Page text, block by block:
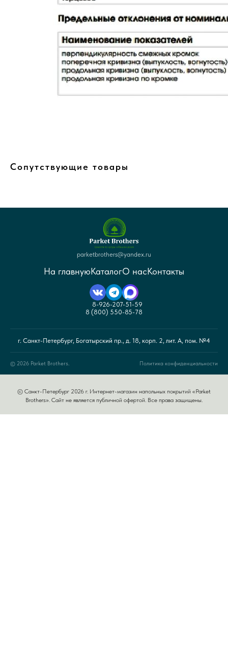
Сопутствующие товары
parketbrothers@yandex.ru
На главнуюКаталогО насКонтакты
8-926-207-51-59
8 (800) 550-85-78
г. Санкт-Петербург, Богатырский пр., д. 18, корп. 2, лит. А, пом. №4
© 2026 Parket Brothers. Политика конфиденциальности
© Санкт-Петербург 2026 г. Интернет-магазин напольных покрытий «Parket
Brothers». Сайт не является публичной офертой. Все права защищены.